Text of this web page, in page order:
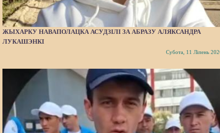
ЖЫХАРКУ НАВАПОЛАЦКА АСУДЗІЛІ ЗА АБРАЗУ АЛЯКСАНДРА
ЛУКАШЭНКІ
Субота, 11 Ліпень